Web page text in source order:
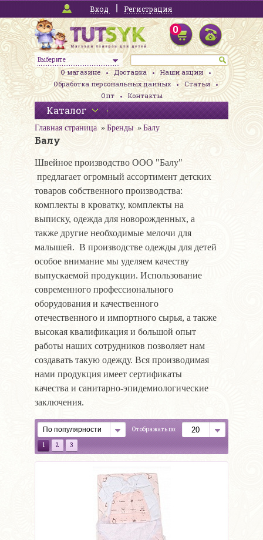
Вход Регистрация
Выберите
0
О магазине Доставка
Наши акции
Обработка персональных данных
Статьи
Опт
Контакты
Каталог
Главная страница Бренды Балу
Балу
Швейное производство ООО "Балу"
предлагает огромный ассортимент детских
товаров собственного производства:
комплекты в кроватку, комплекты на
выписку, одежда для новорожденных, а
также другие необходимые мелочи для
малышей. В производстве одежды для детей
особое внимание мы уделяем качеству
выпускаемой продукции. Использование
современного профессионального
оборудования и качественного
отечественного и импортного сырья, а также
высокая квалификация и большой опыт
работы наших сотрудников позволяет нам
создавать такую одежду. Вся производимая
нами продукция имеет сертификаты
качества и санитарно-эпидемиологические
заключения.
Отображать по:
1 2 3